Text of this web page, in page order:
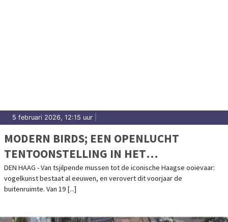
5 februari 2026, 12:15 uur
MODERN BIRDS; EEN OPENLUCHT
TENTOONSTELLING IN HET
MUSEUMKWARTIER
DEN HAAG - Van tsjilpende mussen tot de iconische Haagse ooievaar:
vogelkunst bestaat al eeuwen, en verovert dit voorjaar de
buitenruimte. Van 19 [...]